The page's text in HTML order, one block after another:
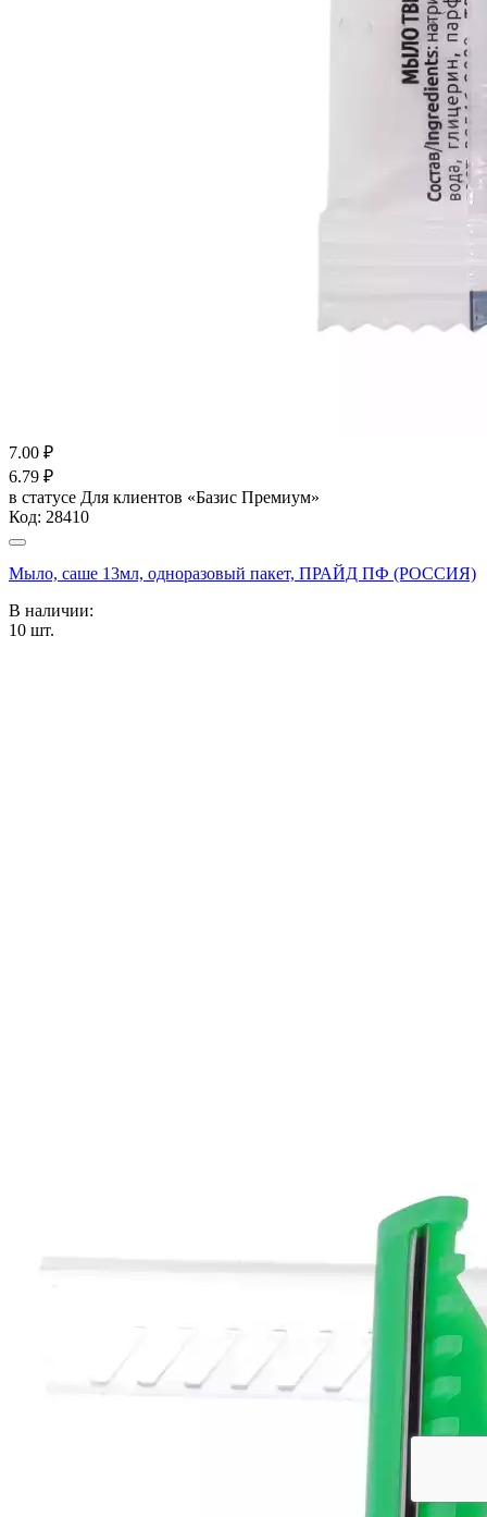
7.00 ₽
6.79 ₽
в статусе Для клиентов «Базис Премиум»
Код: 28410
Мыло, саше 13мл, одноразовый пакет, ПРАЙД ПФ (РОССИЯ)
В наличии:
10 шт.